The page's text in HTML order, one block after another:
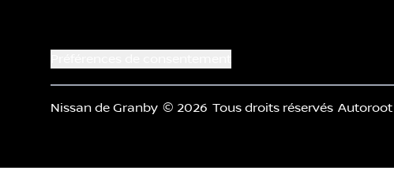
Nissan de Granby © 2026 Tous droits réservés Autoroot